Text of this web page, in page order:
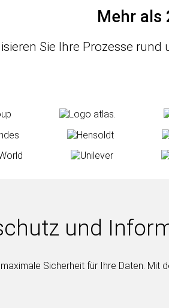
Mehr als
Sie Ihre Prozesse rund
und
Sicherheit für Ihre Daten.